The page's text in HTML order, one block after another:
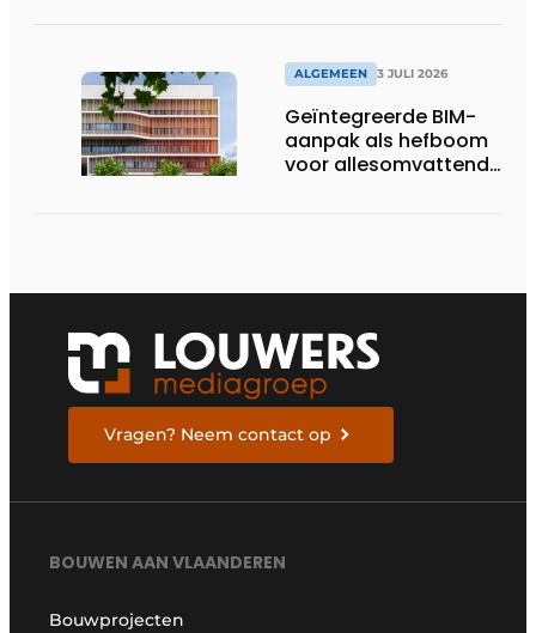
ALGEMEEN 3 JULI 2026
Geïntegreerde BIM-
aanpak als hefboom
voor allesomvattende
Vragen? Neem contact op
BOUWEN AAN VLAANDEREN
Bouwprojecten